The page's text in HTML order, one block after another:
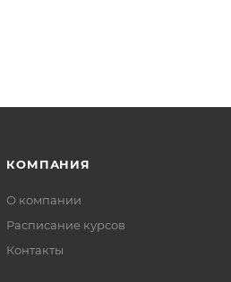
КОМПАНИЯ
О компании
Расписание курсов
Контакты